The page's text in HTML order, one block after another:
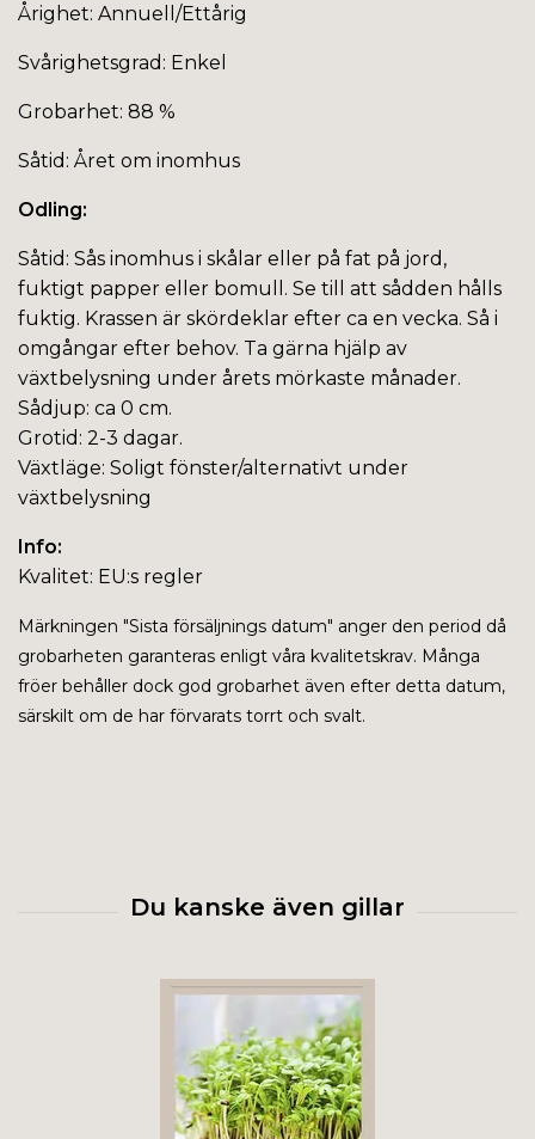
Årighet: Annuell/Ettårig
Svårighetsgrad: Enkel
Grobarhet: 88 %
Såtid: Året om inomhus
Odling:
Såtid: Sås inomhus i skålar eller på fat på jord,
fuktigt papper eller bomull. Se till att sådden hålls
fuktig. Krassen är skördeklar efter ca en vecka. Så i
omgångar efter behov. Ta gärna hjälp av
växtbelysning under årets mörkaste månader.
Sådjup: ca 0 cm.
Grotid: 2-3 dagar.
Växtläge: Soligt fönster/alternativt under
växtbelysning
Info:
Kvalitet: EU:s regler
Märkningen "Sista försäljnings datum" anger den period då
grobarheten garanteras enligt våra kvalitetskrav. Många
fröer behåller dock god grobarhet även efter detta datum,
särskilt om de har förvarats torrt och svalt.